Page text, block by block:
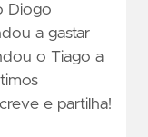
Diogo
a gastar
o Tiago a
e partilha!